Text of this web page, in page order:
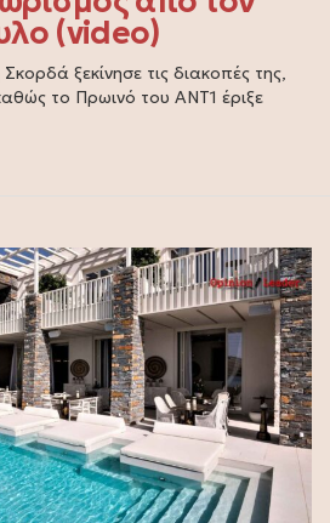
(video)
ξεκίνησε τις διακοπές της,
το Πρωινό του ΑΝΤ1 έριξε